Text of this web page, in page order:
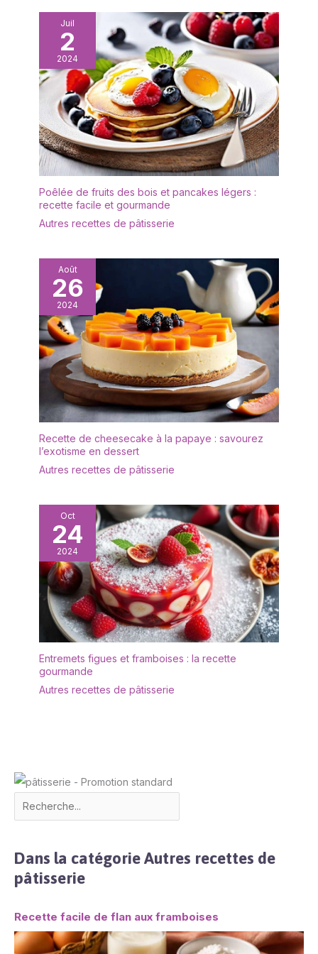
repas décontractés et
formels. Manche
Ergonomique & Facile à
Utiliser : Le manche
conçu de manière
ergonomique offre une
prise confortable et
antidérapante, réduisant
la fatigue de la main lors
de l'utilisation et facilitant
la prise et le dégustation
des soupes, potages,
sauces et autres
aliments. Facile à
surface lisse de l'acier
inoxydable ne retient pas
les résidus de nourriture,
permettant un nettoyage
manuel facile à l'eau, et
est complètement sûre
pour le lave-vaisselle
pour un nettoyage
rapide, pratique et
approfondi chaque fois.
précise de 18,8 cm (7,5
pouces), chaque cuillère
ronde est dotée d'un
manche ergonomique et
d'un cuilleron large et
lisse. Leur poids
parfaitement équilibré
assure une prise en main
confortable, aussi bien
pour les adultes que
pour les enfants. 🍲
[CUILLÈRE À SOUPE
POLYVALENTE] Bien plus
qu'une simple cuillère à
soupe ! Grâce à son
déguster des ragoûts
copieux, des céréales,
des bouillons, des
desserts, des ramens ou
des soupes pho. Un
ajout indispensable à vos
couverts actuels. 💎 [LOT
DE 8 CUILLÈRES : UN
EXCELLENT RAPPORT
QUALITÉ-PRIX] Ce set
économique comprend 9
pièces polyvalentes,
parfaites pour les repas
entre amis, la
remplacer des couverts
égarés. Sublimez vos
repas grâce à cet
ensemble élégant. 🧼
[FINITION MIROIR ET
COMPATIBILITÉ LAVE-
VAISSELLE] Dotées
d'une finition miroir
impeccable, ces cuillères
présentent des bords
lisses, sans aucune
entièrement au lave-
Juil
2
2024
Poêlée de fruits des bois et pancakes légers :
recette facile et gourmande
Autres recettes de pâtisserie
Août
26
2024
Recette de cheesecake à la papaye : savourez
l’exotisme en dessert
Autres recettes de pâtisserie
Oct
24
2024
Entremets figues et framboises : la recette
gourmande
Autres recettes de pâtisserie
Dans la catégorie Autres recettes de
pâtisserie
Recette facile de flan aux framboises